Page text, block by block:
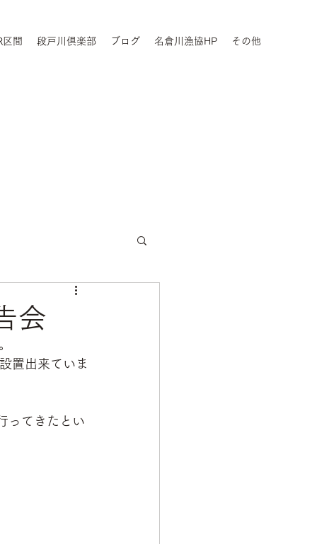
区間 段戸川倶楽部 ブログ 名倉川漁協HP その他
会
置出来ていま
ってきたとい